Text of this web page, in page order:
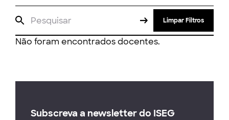
Limpar Filtros
Não foram encontrados docentes.
Subscreva a newsletter do ISEG